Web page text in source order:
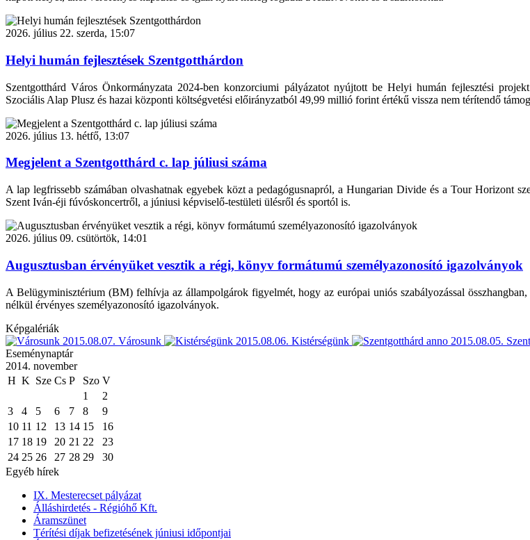
2026. július 22. szerda, 15:07
Helyi humán fejlesztések Szentgotthárdon
Szentgotthárd Város Önkormányzata 2024-ben konzorciumi pályázatot nyújtott be Helyi humán fejlesztési
Szociális Alap Plusz és hazai központi költségvetési előirányzatból 49,99 millió forint értékű vissza nem térítendő
2026. július 13. hétfő, 13:07
Megjelent a Szentgotthárd c. lap júliusi száma
A lap legfrissebb számában olvashatnak egyebek közt a pedagógusnapról, a Hungarian Divide és a Tour Horizont
Szent Iván-éji fúvóskoncertről, a júniusi képviselő-testületi ülésről és sportól is.
2026. július 09. csütörtök, 14:01
Augusztusban érvényüket vesztik a régi, könyv formátumú személyazonosító igazolványok
A Belügyminisztérium (BM) felhívja az állampolgárok figyelmét, hogy az európai uniós szabályozással
nélkül érvényes személyazonosító igazolványok.
Képgalériák
2015.08.07. Városunk 2015.08.06. Kistérségünk 2015.08.05.
Eseménynaptár
2014. november
H K Sze Cs P Szo V
1
2
3
4 5 6 7 8
9
10 11 12 13 14 15
16
17 18 19 20 21 22
23
24 25 26 27 28 29
30
Egyéb hírek
IX. Mesterecset pályázat
Álláshirdetés - Régióhő Kft.
Áramszünet
Térítési díjak befizetésének júniusi időpontjai